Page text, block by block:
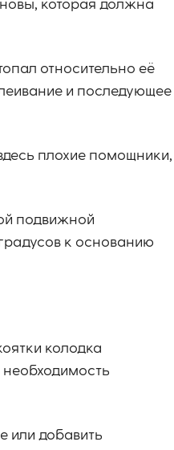
которая должна
относительно её
и последующее
плохие помощники,
подвижной
к основанию
колодка
необходимость
или добавить